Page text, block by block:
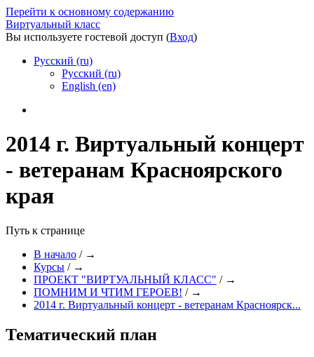
Перейти к основному содержанию
Виртуальный класс
Вы используете гостевой доступ (Вход)
Русский ‎(ru)‎
Русский ‎(ru)‎
English ‎(en)‎
2014 г. Виртуальный концерт
- ветеранам Красноярского
края
Путь к странице
В начало / →
Курсы / →
ПРОЕКТ "ВИРТУАЛЬНЫЙ КЛАСС" / →
ПОМНИМ И ЧТИМ ГЕРОЕВ! / →
2014 г. Виртуальный концерт - ветеранам Красноярск...
Тематический план